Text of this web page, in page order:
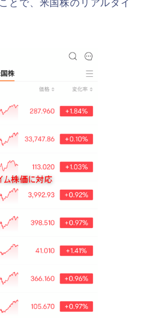
とで、米国株のリアルタイ